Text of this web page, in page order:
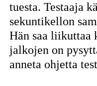
tuesta. Testaaja
sekuntikellon
Hän saa liikuttaa
jalkojen on
anneta ohjetta